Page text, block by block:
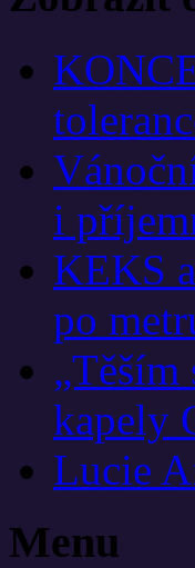
i
KEKS
po
„Těším
kapely
Lucie
Menu